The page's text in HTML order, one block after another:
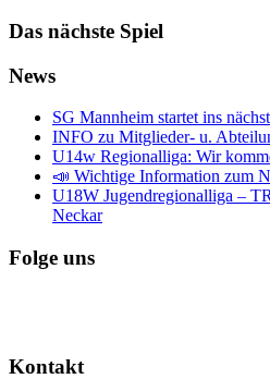
Das nächste Spiel
News
SG Mannheim startet ins
INFO zu Mitglieder- u.
U14w Regionalliga: Wir
📣 Wichtige Information zum
U18W Jugendregionalliga –
Neckar
Folge uns
Kontakt